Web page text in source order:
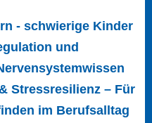
- schwierige Kinder
und
Stressresilienz – Für
im Berufsalltag